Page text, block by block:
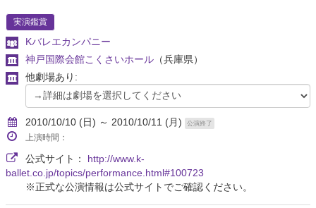
実演鑑賞
Kバレエカンパニー
神戸国際会館こくさいホール （兵庫県）
他劇場あり:
2010/10/10 (日) ～ 2010/10/11 (月) 公演終了
上演時間：
公式サイト： http://www.k-
ballet.co.jp/topics/performance.html#100723
※正式な公演情報は公式サイトでご確認ください。